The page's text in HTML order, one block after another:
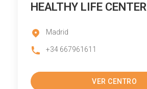
HEALTHY LIFE CENTER
Madrid
+34 667961611
VER CENTRO